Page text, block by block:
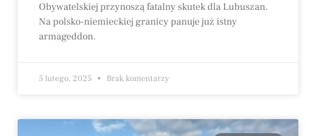
Obywatelskiej przynoszą fatalny skutek dla Lubuszan.
Na polsko-niemieckiej granicy panuje już istny
armageddon.
5 lutego, 2025 Brak komentarzy